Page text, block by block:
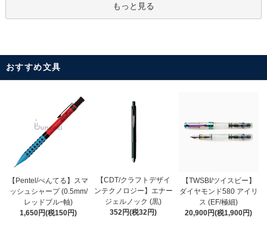
もっと見る
おすすめ文具
【Pentel/ぺんてる】スマ
ッシュシャープ (0.5mm/
レッドブルｰ軸)
1,650円(税150円)
【CDT/クラフトデザイ
ンテクノロジー】エナー
ジェルノック (黒)
352円(税32円)
【TWSBI/ツイスビー】
ダイヤモンド580 アイリ
ス (EF/極細)
20,900円(税1,900円)